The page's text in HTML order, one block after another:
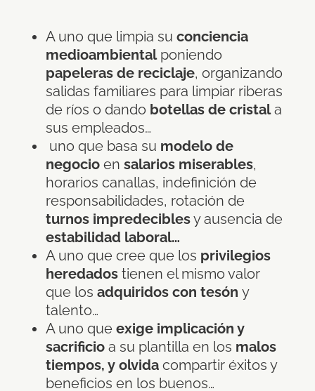
A uno que limpia su conciencia
medioambientalponiendo
papeleras de reciclaje, organizando
salidas familiares para limpiar riberas
de ríos o dando botellas de cristala
sus empleados…
uno que basa su modelo de
negocioen salarios miserables,
horarios canallas, indefinición de
responsabilidades, rotación de
turnos impredeciblesy ausencia de
estabilidad laboral…
A uno que cree que los privilegios
heredadostienen el mismo valor
que los adquiridos con tesón y
talento…
A uno que exige implicación y
sacrificioa su plantilla en los malos
tiempos, y olvidacompartir éxitos y
beneficios en los buenos…